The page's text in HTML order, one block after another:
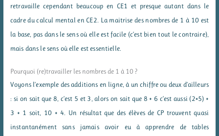
retravaille cependant beaucoup en CE1 et presque autant dans le
cadre du calcul mental en CE2. La maitrise des nombres de 1 à 10 est
la base, pas dans le sens où elle est facile (c’est bien tout le contraire),
mais dans le sens où elle est essentielle.
Pourquoi (re)travailler les nombres de 1 à 10 ?
Voyons l’exemple des additions en ligne, à un chiffre ou deux d’ailleurs
: si on sait que 8, c’est 5 et 3, alors on sait que 8 + 6 c’est aussi (2×5) +
3 + 1 soit, 10 + 4. Un résultat que des élèves de CP trouvent quasi
instantanément sans jamais avoir eu à apprendre de tables